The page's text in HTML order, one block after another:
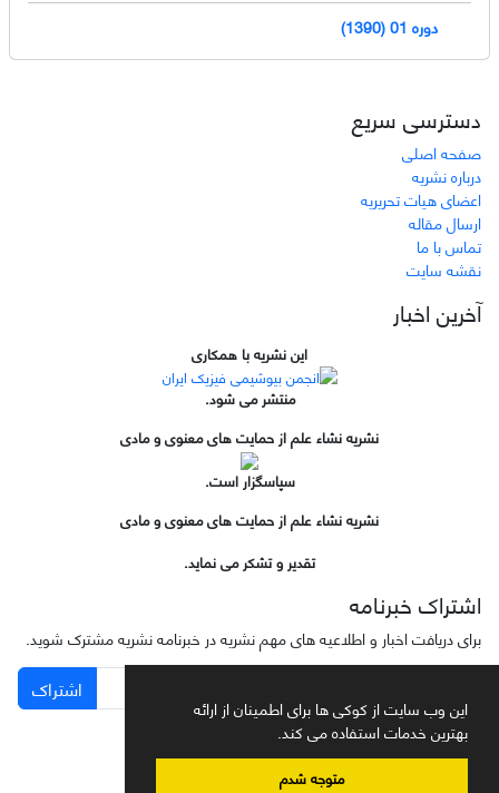
این وب سایت از کوکی ها برای اطمینان از ارائه
بهترین خدمات استفاده می کند.
متوجه شدم
دوره 01 (1390)
دسترسی سریع
صفحه اصلی
درباره نشریه
اعضای هیات تحریریه
ارسال مقاله
تماس با ما
نقشه سایت
آخرین اخبار
این نشریه با همکاری
منتشر می شود.
نشریه نشاء علم از حمایت های معنوی و مادی
سپاسگزار است.
نشریه نشاء علم از حمایت های معنوی و مادی
تقدیر و تشکر می نماید.
اشتراک خبرنامه
برای دریافت اخبار و اطلاعیه های مهم نشریه در خبرنامه نشریه مشترک شوید.
اشتراک